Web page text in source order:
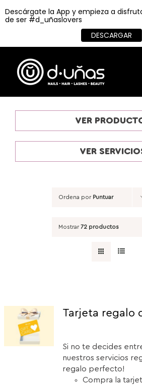
contenido
VER
VER
Ordena por Puntuar
Mostrar72 productos
Tarjeta regalo
Si no te decides
nuestros servicios
regalo perfecto!
Compra la
Descárgate la App y empieza a
de ser #d_uñaslovers
DESCARGAR